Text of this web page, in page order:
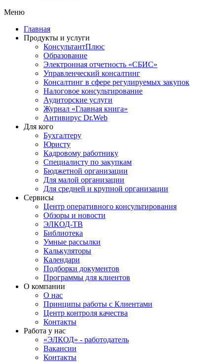
Меню
Главная
Продукты и услуги
КонсультантПлюс
Образование
Электронная отчетность «СБИС»
Управленческий консалтинг
Консалтинг в сфере регулируемых закупок
Налоговое консультирование
Аудиторские услуги
Журнал «Главная книга»
Антивирус Dr.Web
Для кого
Бухгалтеру
Юристу
Кадровому работнику
Специалисту по закупкам
Бюджетной организации
Для малой организации
Для средней и крупной организации
Сервисы
Центр оперативного консультирования
Обзоры и новости
ЭЛКОД-ТВ
Библиотека
Умные рассылки
Калькуляторы
Календари
Подборки документов
Программы для клиентов
О компании
О нас
Принципы работы с Клиентами
Центр контроля качества
Контакты
Работа у нас
«ЭЛКОД» - работодатель
Вакансии
Контакты